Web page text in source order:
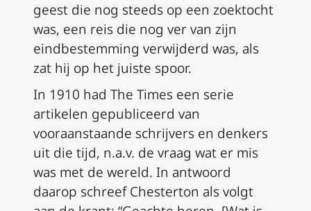
geest die nog steeds op een zoektocht
was, een reis die nog ver van zijn
eindbestemming verwijderd was, als
zat hij op het juiste spoor.
In 1910 had The Times een serie
artikelen gepubliceerd van
vooraanstaande schrijvers en denkers
uit die tijd, n.a.v. de vraag wat er mis
was met de wereld. In antwoord
daarop schreef Chesterton als volgt